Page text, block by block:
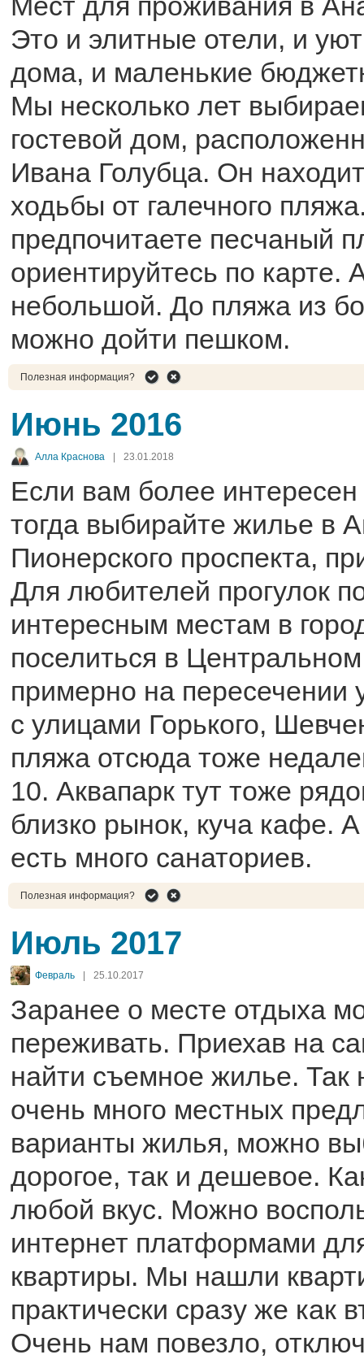
Это и элитные отели, и
дома, и маленькие
Мы несколько лет
гостевой дом,
Ивана Голубца. Он
ходьбы от галечного
предпочитаете песчаный
ориентируйтесь по карте.
небольшой. До пляжа из
можно дойти пешком.
Полезная информация?
Июнь 2016
Алла Краснова | 23.01.2018
Если вам более
тогда выбирайте жилье в
Пионерского проспекта,
Для любителей прогулок
интересным местам в
поселиться в
примерно на пересечении
с улицами Горького,
пляжа отсюда тоже
10. Аквапарк тут тоже
близко рынок, куча кафе.
есть много санаториев.
Полезная информация?
Июль 2017
Февраль | 25.10.2017
Заранее о месте отдыха
переживать. Приехав на
найти съемное жилье. Так
очень много местных
варианты жилья, можно
дорогое, так и дешевое.
любой вкус. Можно
интернет платформами
квартиры. Мы нашли
практически сразу же как
Очень нам повезло,